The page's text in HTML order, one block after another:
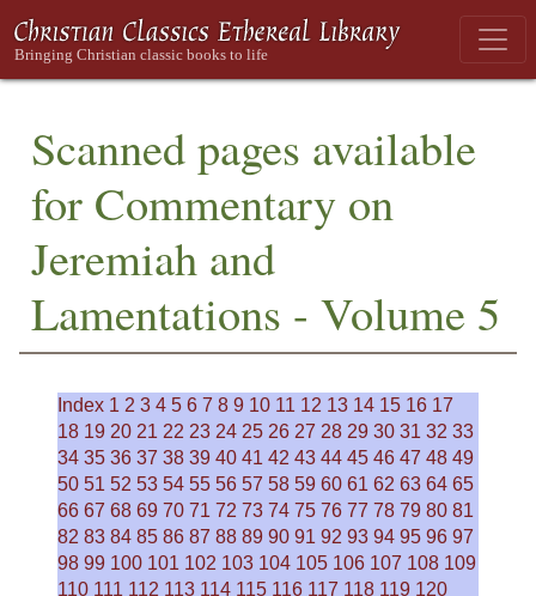
Scanned pages available
for Commentary on
Jeremiah and
Lamentations - Volume 5
Index 1 2 3 4 5 6 7 8 9 10 11 12 13 14 15 16 17
18 19 20 21 22 23 24 25 26 27 28 29 30 31 32 33
34 35 36 37 38 39 40 41 42 43 44 45 46 47 48 49
50 51 52 53 54 55 56 57 58 59 60 61 62 63 64 65
66 67 68 69 70 71 72 73 74 75 76 77 78 79 80 81
82 83 84 85 86 87 88 89 90 91 92 93 94 95 96 97
98 99 100 101 102 103 104 105 106 107 108 109
110 111 112 113 114 115 116 117 118 119 120